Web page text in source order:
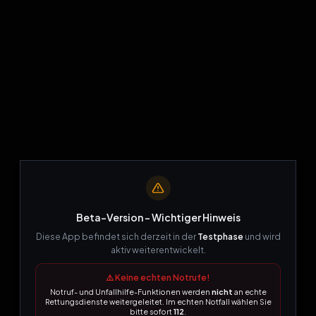
404
Beta-Version – Wichtiger Hinweis
Diese App befindet sich derzeit in der Testphase und wird
aktiv weiterentwickelt.
⚠️ Keine echten Notrufe!
Notruf- und Unfallhilfe-Funktionen werden nicht an echte
Rettungsdienste weitergeleitet. Im echten Notfall wählen Sie
bitte sofort112